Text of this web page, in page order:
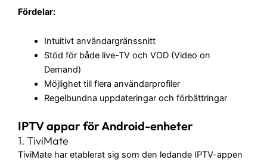
Fördelar:
Intuitivt användargränssnitt
Stöd för både live-TV och VOD (Video on
Demand)
Möjlighet till flera användarprofiler
Regelbundna uppdateringar och förbättringar
IPTV appar för Android-enheter
1. TiviMate
TiviMate har etablerat sig som den ledande IPTV-appen